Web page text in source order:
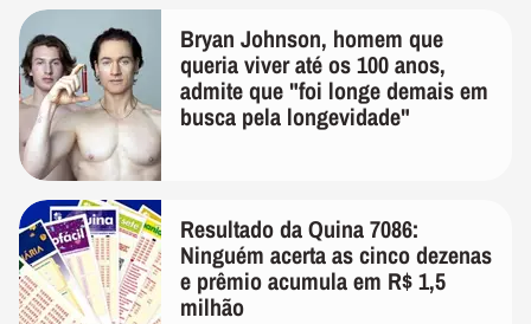
Bryan Johnson, homem que
queria viver até os 100 anos,
admite que "foi longe demais em
busca pela longevidade"
Resultado da Quina 7086:
Ninguém acerta as cinco dezenas
e prêmio acumula em R$ 1,5
milhão